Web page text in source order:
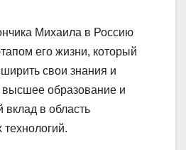
Михаила в Россию
его жизни, который
свои знания и
высшее образование и
вклад в область